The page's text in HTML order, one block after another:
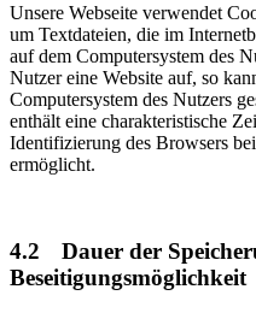
Unsere Webseite verwendet
um Textdateien, die im
auf dem Computersystem des
Nutzer eine Website auf, so
Computersystem des Nutzers
enthält eine charakteristische
Identifizierung des Browsers
ermöglicht.
4.2
Dauer der
Beseitigungsmöglichkeit